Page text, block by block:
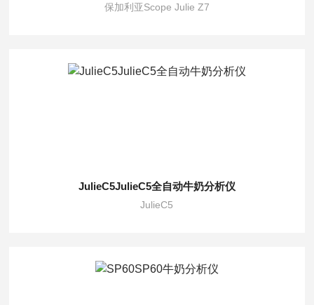
保加利亚Scope Julie Z7
JulieC5JulieC5全自动牛奶分析仪
JulieC5